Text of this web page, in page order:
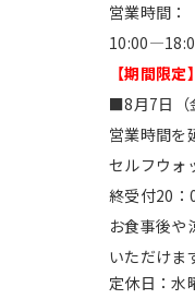
営業時間：
【期間限
■8月7日（
営業時間を
セルフウ
終受付20：
お食事後や
いただけま
定休日：水